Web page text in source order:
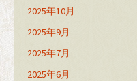
2025年10月
2025年9月
2025年7月
2025年6月